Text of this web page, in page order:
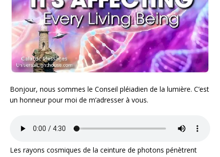
Bonjour, nous sommes le Conseil pléiadien de la lumière. C’est
un honneur pour moi de m’adresser à vous.
Les rayons cosmiques de la ceinture de photons pénètrent